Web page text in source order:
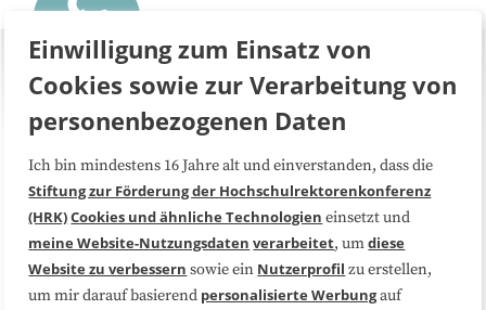
Über uns FAQ
Medienarbeit Kooperationen
Datenschutzerklärung Impressum
Einwilligung zum Einsatz von
Cookies sowie zur Verarbeitung von
personenbezogenen Daten
Ich bin mindestens 16 Jahre alt und einverstanden, dass die
Stiftung zur Förderung der Hochschulrektorenkonferenz
(HRK)Cookies und ähnliche Technologien einsetzt und
meine Website-Nutzungsdaten verarbeitet, umdiese
Website zu verbessern sowie ein Nutzerprofil zu erstellen,
um mir darauf basierend personalisierte Werbungauf